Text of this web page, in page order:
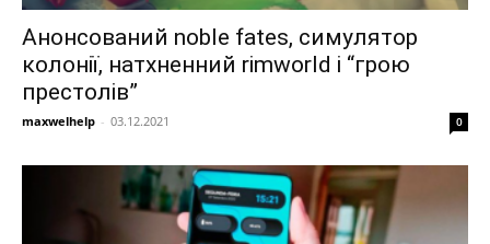
Анонсований noble fates, симулятор
колонії, натхненний rimworld і “грою
престолів”
maxwelhelp - 03.12.2021 0